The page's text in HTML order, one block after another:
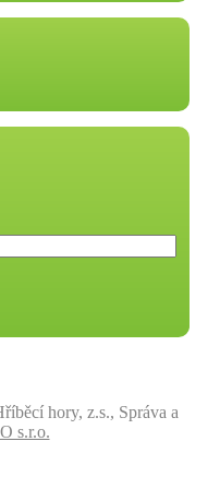
hory, z.s., Správa a
s.r.o.